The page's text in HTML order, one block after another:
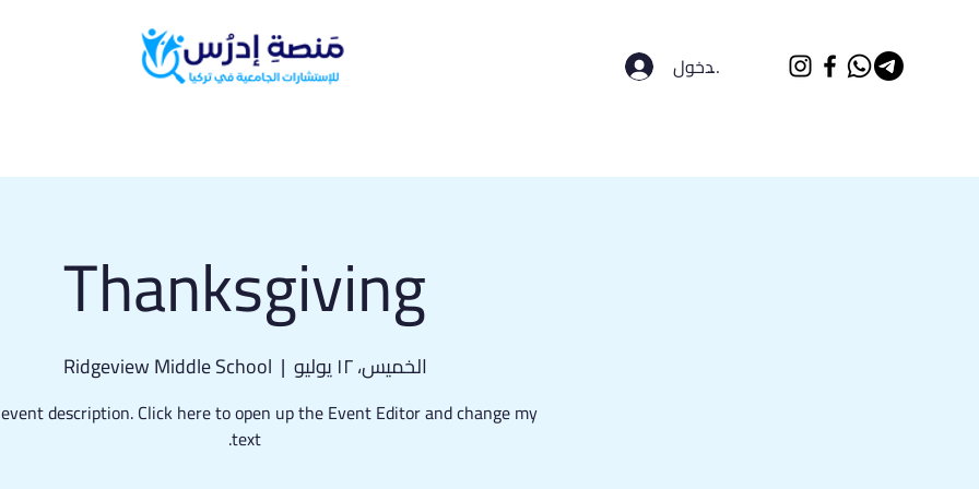
تسجيل الدخول
Thanksgiving
الخميس، ١٢ يوليو
  |
Ridgeview Middle School
event description. Click here to open up the Event Editor and change my
text.